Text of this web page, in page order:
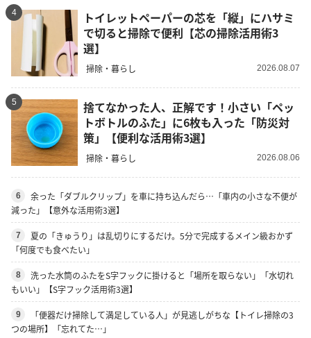
4
トイレットペーパーの芯を「縦」にハサミ
で切ると掃除で便利【芯の掃除活用術3
選】
掃除・暮らし 2026.08.07
5
捨てなかった人、正解です！小さい「ペッ
トボトルのふた」に6枚も入った「防災対
策」【便利な活用術3選】
掃除・暮らし 2026.08.06
6
余った「ダブルクリップ」を車に持ち込んだら…「車内の小さな不便が
減った」【意外な活用術3選】
7
夏の「きゅうり」は乱切りにするだけ。5分で完成するメイン級おかず
「何度でも食べたい」
8
洗った水筒のふたをS字フックに掛けると「場所を取らない」「水切れ
もいい」【S字フック活用術3選】
9
「便器だけ掃除して満足している人」が見逃しがちな【トイレ掃除の3
つの場所】「忘れてた…」